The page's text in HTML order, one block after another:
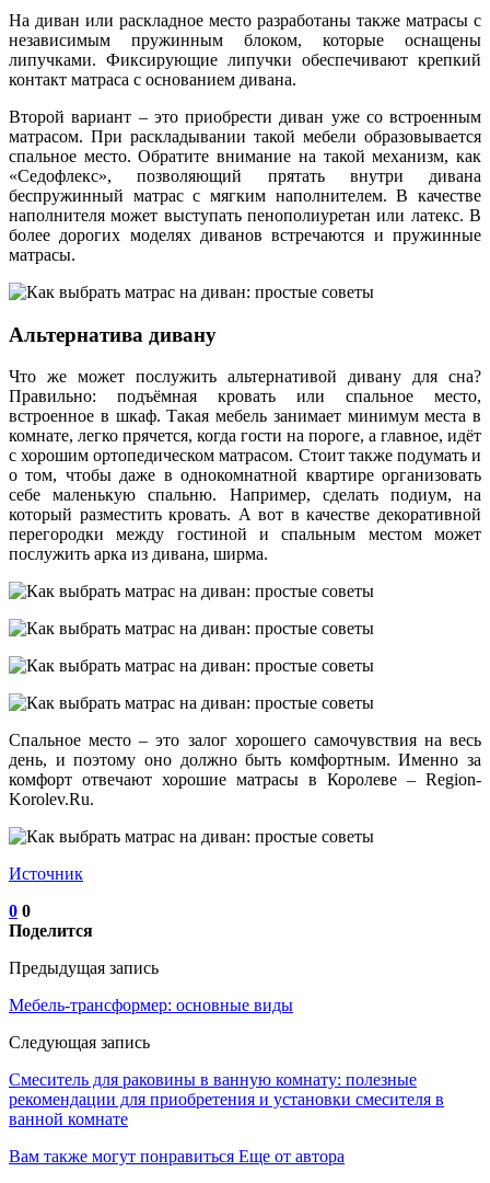
На диван или раскладное место разработаны также матрасы с
независимым пружинным блоком, которые оснащены
липучками. Фиксирующие липучки обеспечивают крепкий
контакт матраса с основанием дивана.
Второй вариант – это приобрести диван уже со встроенным
матрасом. При раскладывании такой мебели образовывается
спальное место. Обратите внимание на такой механизм, как
«Седофлекс», позволяющий прятать внутри дивана
беспружинный матрас с мягким наполнителем. В качестве
наполнителя может выступать пенополиуретан или латекс. В
более дорогих моделях диванов встречаются и пружинные
матрасы.
Альтернатива дивану
Что же может послужить альтернативой дивану для сна?
Правильно: подъёмная кровать или спальное место,
встроенное в шкаф. Такая мебель занимает минимум места в
комнате, легко прячется, когда гости на пороге, а главное, идёт
с хорошим ортопедическом матрасом. Стоит также подумать и
о том, чтобы даже в однокомнатной квартире организовать
себе маленькую спальню. Например, сделать подиум, на
который разместить кровать. А вот в качестве декоративной
перегородки между гостиной и спальным местом может
послужить арка из дивана, ширма.
Спальное место – это залог хорошего самочувствия на весь
день, и поэтому оно должно быть комфортным. Именно за
комфорт отвечают хорошие матрасы в Королеве – Region-
Korolev.Ru.
Источник
0 0
Поделится
Предыдущая запись
Мебель-трансформер: основные виды
Следующая запись
Смеситель для раковины в ванную комнату: полезные
рекомендации для приобретения и установки смесителя в
ванной комнате
Вам также могут понравиться Еще от автора